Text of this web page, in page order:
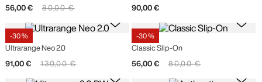
56,00 € 80,00 € 90,00 €
-30 %
Vans
Ultrarange Neo 2.0
91,00 € 130,00 €
-30 %
Vans
Classic Slip-On
56,00 € 80,00 €